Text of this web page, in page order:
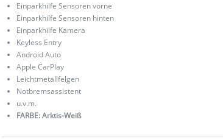
Einparkhilfe Sensoren vorne
Einparkhilfe Sensoren hinten
Einparkhilfe Kamera
Keyless Entry
Android Auto
Apple CarPlay
Leichtmetallfelgen
Notbremsassistent
u.v.m.
FARBE: Arktis-Weiß